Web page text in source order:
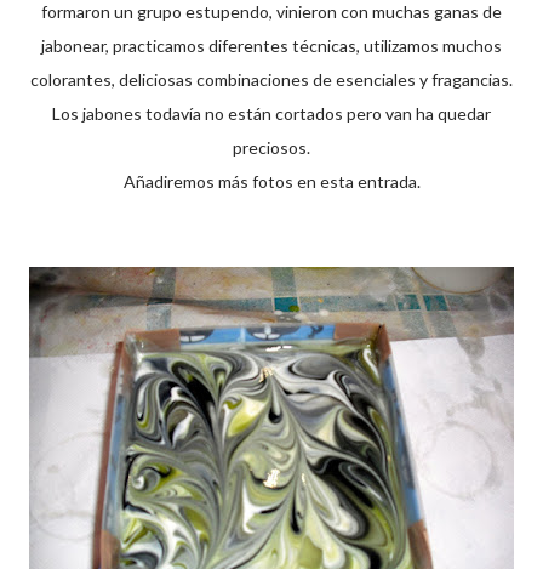
formaron un grupo estupendo, vinieron con muchas ganas de
jabonear, practicamos diferentes técnicas, utilizamos muchos
colorantes, deliciosas combinaciones de esenciales y fragancias.
Los jabones todavía no están cortados pero van ha quedar
preciosos.
Añadiremos más fotos en esta entrada.